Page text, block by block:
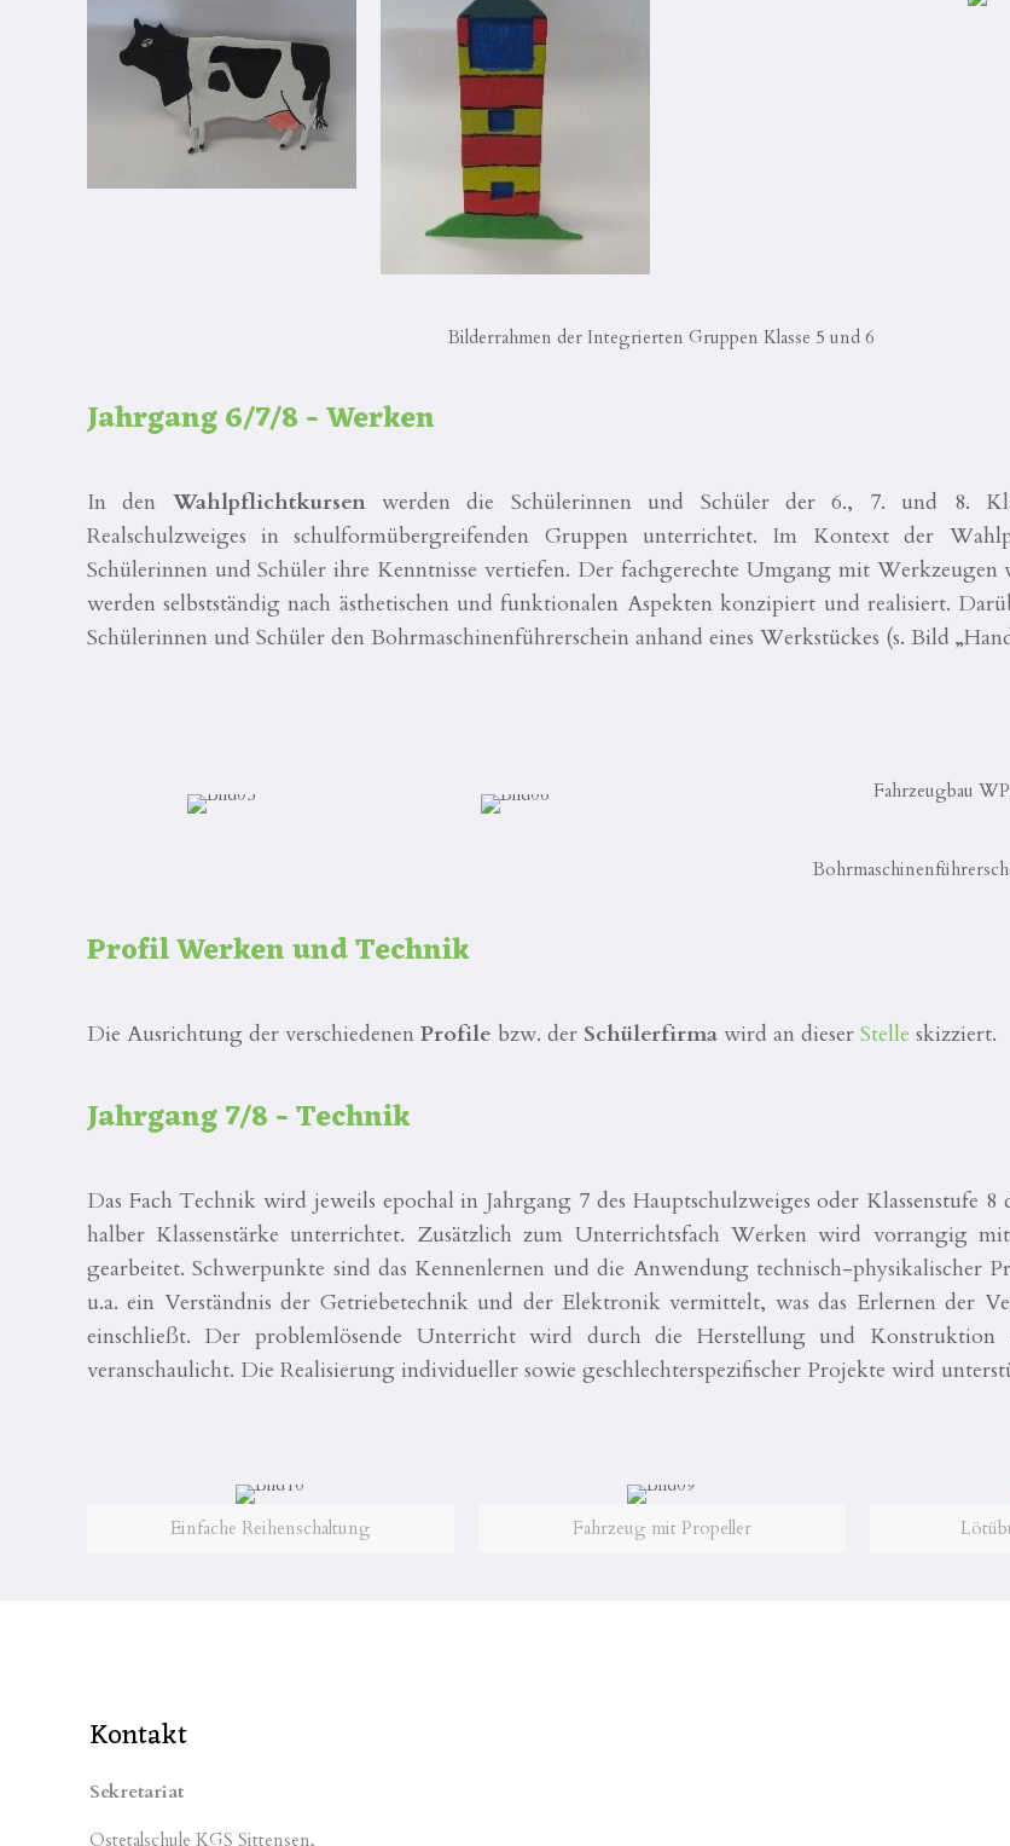
Bilderrahmen der Integrierten Gruppen Klasse 5 und 6
Jahrgang 6/7/8 - Werken
In den Wahlpflichtkursen werden die Schülerinnen und Schüler der 6., 7. und 8.
Realschulzweiges in schulformübergreifenden Gruppen unterrichtet. Im Kontext der
Schülerinnen und Schüler ihre Kenntnisse vertiefen. Der fachgerechte Umgang mit
werden selbstständig nach ästhetischen und funktionalen Aspekten konzipiert und realisiert.
Schülerinnen und Schüler den Bohrmaschinenführerschein anhand eines Werkstückes (s. Bild
Fahrzeugbau
Profil Werken und Technik
Die Ausrichtung der verschiedenen Profile bzw. der Schülerfirma wird an dieser Stelle skizziert.
Jahrgang 7/8 - Technik
Das Fach Technik wird jeweils epochal in Jahrgang 7 des Hauptschulzweiges oder Klassenstufe 8
halber Klassenstärke unterrichtet. Zusätzlich zum Unterrichtsfach Werken wird vorrangig
gearbeitet. Schwerpunkte sind das Kennenlernen und die Anwendung technisch-physikalischer
u.a. ein Verständnis der Getriebetechnik und der Elektronik vermittelt, was das Erlernen der
einschließt. Der problemlösende Unterricht wird durch die Herstellung und Konstruktion
veranschaulicht. Die Realisierung individueller sowie geschlechterspezifischer Projekte wird
Einfache Reihenschaltung Fahrzeug mit Propeller
Kontakt
Sekretariat
Ostetalschule KGS Sittensen,